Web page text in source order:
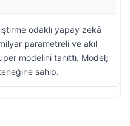
odaklı yapay zekâ
parametreli ve akıl
modelini tanıttı. Model;
sahip.